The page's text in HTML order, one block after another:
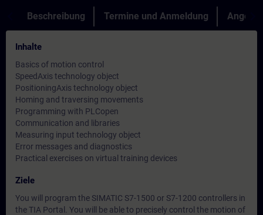
Beschreibung Termine und Anmeldung Angebot
Inhalte
Basics of motion control
SpeedAxis technology object
PositioningAxis technology object
Homing and traversing movements
Programming with PLCopen
Communication and libraries
Measuring input technology object
Error messages and diagnostics
Practical exercises on virtual training devices
Ziele
You will program the SIMATIC S7-1500 or S7-1200 controllers in
the TIA Portal. You will be able to precisely control the motion of